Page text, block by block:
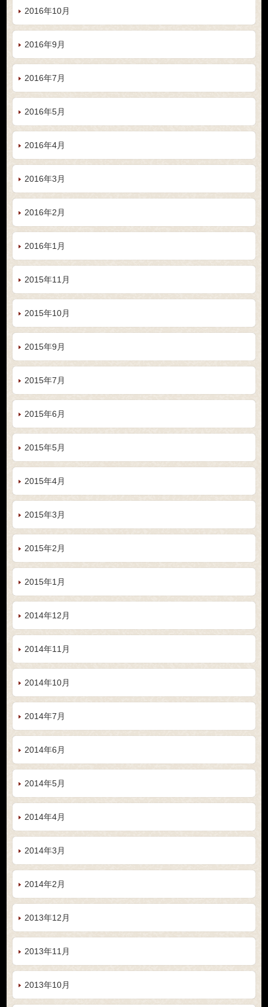
2016年10月
2016年9月
2016年7月
2016年5月
2016年4月
2016年3月
2016年2月
2016年1月
2015年11月
2015年10月
2015年9月
2015年7月
2015年6月
2015年5月
2015年4月
2015年3月
2015年2月
2015年1月
2014年12月
2014年11月
2014年10月
2014年7月
2014年6月
2014年5月
2014年4月
2014年3月
2014年2月
2013年12月
2013年11月
2013年10月